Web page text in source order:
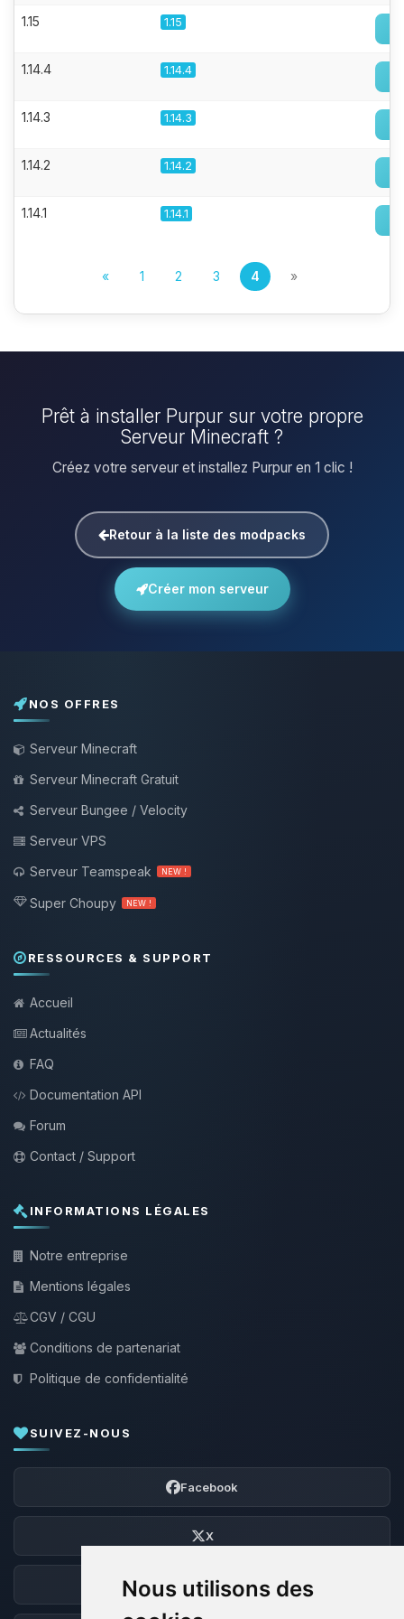
Nous utilisons des
1.15 1.15
1.14.4 1.14.4
1.14.3 1.14.3
1.14.2 1.14.2
1.14.1 1.14.1
« 1 2 3 4 »
Prêt à installer Purpur sur votre propre
Serveur Minecraft ?
Créez votre serveur et installez Purpur en 1 clic !
Retour à la liste des modpacks
Créer mon serveur
NOS OFFRES
Serveur Minecraft
Serveur Minecraft Gratuit
Serveur Bungee / Velocity
Serveur VPS
Serveur Teamspeak
NEW !
Super Choupy NEW !
RESSOURCES & SUPPORT
Accueil
Actualités
FAQ
Documentation API
Forum
Contact / Support
INFORMATIONS LÉGALES
Notre entreprise
Mentions légales
CGV / CGU
Conditions de partenariat
Politique de confidentialité
SUIVEZ-NOUS
Facebook
X
Discord